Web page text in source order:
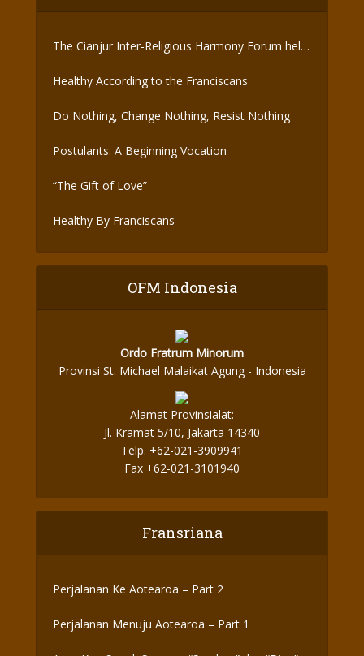
The Cianjur Inter-Religious Harmony Forum held
Healthy According to the Franciscans
Do Nothing, Change Nothing, Resist Nothing
Postulants: A Beginning Vocation
“The Gift of Love”
Healthy By Franciscans
OFM Indonesia
Ordo Fratrum Minorum
Provinsi St. Michael Malaikat Agung - Indonesia
Alamat Provinsialat:
Jl. Kramat 5/10, Jakarta 14340
Telp. +62-021-3909941
Fax +62-021-3101940
Fransriana
Perjalanan Ke Aotearoa – Part 2
Perjalanan Menuju Aotearoa – Part 1